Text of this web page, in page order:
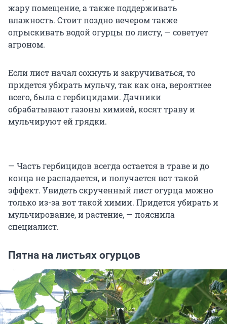
жару помещение, а также поддерживать
влажность. Стоит поздно вечером также
опрыскивать водой огурцы по листу, — советует
агроном.
Если лист начал сохнуть и закручиваться, то
придется убирать мульчу, так как она, вероятнее
всего, была с гербицидами. Дачники
обрабатывают газоны химией, косят траву и
мульчируют ей грядки.
— Часть гербицидов всегда остается в траве и до
конца не распадается, и получается вот такой
эффект. Увидеть скрученный лист огурца можно
только из-за вот такой химии. Придется убирать и
мульчирование, и растение, — пояснила
специалист.
Пятна на листьях огурцов